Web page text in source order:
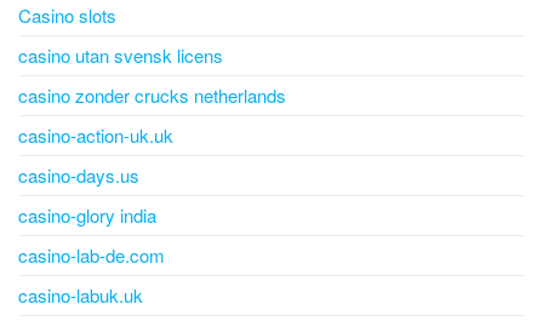
Casino slots
casino utan svensk licens
casino zonder crucks netherlands
casino-action-uk.uk
casino-days.us
casino-glory india
casino-lab-de.com
casino-labuk.uk